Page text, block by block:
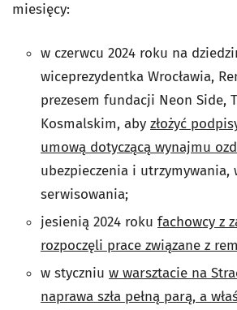
miesięcy:
w czerwcu 2024 roku na
wiceprezydentka Wrocławia,
prezesem fundacji Neon Side,
Kosmalskim, aby złożyć
umową dotyczącą wynajmu
ubezpieczenia i utrzymywania,
serwisowania;
jesienią 2024 roku fachowcy z
rozpoczęli prace związane z
w styczniu w warsztacie na
naprawa szła pełną parą, a